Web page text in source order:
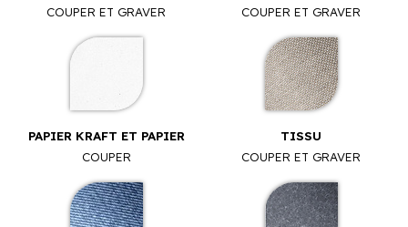
COUPER ET GRAVER
COUPER ET GRAVER
PAPIER KRAFT ET PAPIER
COUPER
TISSU
COUPER ET GRAVER